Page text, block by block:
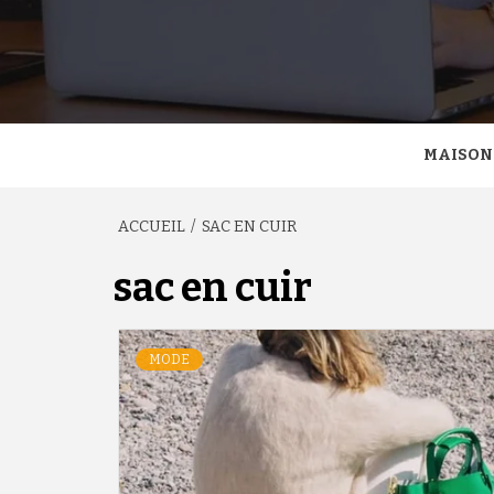
MAISON
ACCUEIL SAC EN CUIR
sac en cuir
MODE